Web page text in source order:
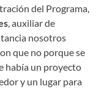
del Programa,
, auxiliar de
nosotros
que no porque se
había un proyecto
y un lugar para